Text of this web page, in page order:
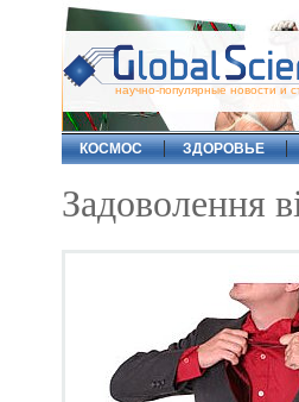
научно-популярные новости и
КОСМОС
ЗДОРОВЬЕ
Задоволення